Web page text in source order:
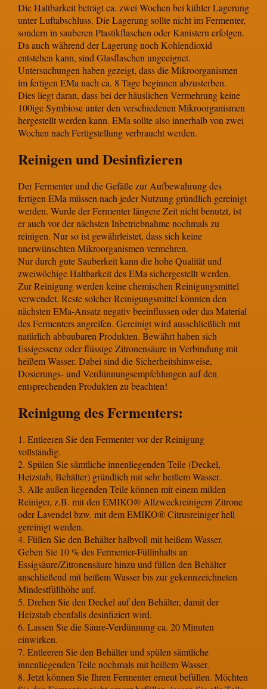
Die Haltbarkeit beträgt ca. zwei Wochen bei kühler Lagerung
unter Luftabschluss. Die Lagerung sollte nicht im Fermenter,
sondern in sauberen Plastikflaschen oder Kanistern erfolgen.
Da auch während der Lagerung noch Kohlendioxid
entstehen kann, sind Glasflaschen ungeeignet.
Untersuchungen haben gezeigt, dass die Mikroorganismen
im fertigen EMa nach ca. 8 Tage beginnen abzusterben.
Dies liegt daran, dass bei der häuslichen Vermehrung keine
100ige Symbiose unter den verschiedenen Mikroorganismen
hergestellt werden kann. EMa sollte also innerhalb von zwei
Wochen nach Fertigstellung verbraucht werden.
Reinigen und Desinfizieren
Der Fermenter und die Gefäße zur Aufbewahrung des
fertigen EMa müssen nach jeder Nutzung gründlich gereinigt
werden. Wurde der Fermenter längere Zeit nicht benutzt, ist
er auch vor der nächsten Inbetriebnahme nochmals zu
reinigen. Nur so ist gewährleistet, dass sich keine
unerwünschten Mikroorganismen vermehren.
Nur durch gute Sauberkeit kann die hohe Qualität und
zweiwöchige Haltbarkeit des EMa sichergestellt werden.
Zur Reinigung werden keine chemischen Reinigungsmittel
verwendet. Reste solcher Reinigungsmittel könnten den
nächsten EMa-Ansatz negativ beeinflussen oder das Material
des Fermenters angreifen. Gereinigt wird ausschließlich mit
natürlich abbaubaren Produkten. Bewährt haben sich
Essigessenz oder flüssige Zitronensäure in Verbindung mit
heißem Wasser. Dabei sind die Sicherheitshinweise,
Dosierungs- und Verdünnungsempfehlungen auf den
entsprechenden Produkten zu beachten!
Reinigung des Fermenters:
1. Entleeren Sie den Fermenter vor der Reinigung
vollständig.
2. Spülen Sie sämtliche innenliegenden Teile (Deckel,
Heizstab, Behälter) gründlich mit sehr heißem Wasser.
3. Alle außen liegenden Teile können mit einem milden
Reiniger, z.B. mit den EMIKO® Allzweckreinigern Zitrone
oder Lavendel bzw. mit dem EMIKO® Citrusreiniger hell
gereinigt werden.
4. Füllen Sie den Behälter halbvoll mit heißem Wasser.
Geben Sie 10 % des Fermenter-Füllinhalts an
Essigsäure/Zitronensäure hinzu und füllen den Behälter
anschließend mit heißem Wasser bis zur gekennzeichneten
Mindestfüllhöhe auf.
5. Drehen Sie den Deckel auf den Behälter, damit der
Heizstab ebenfalls desinfiziert wird.
6. Lassen Sie die Säure-Verdünnung ca. 20 Minuten
einwirken.
7. Entleeren Sie den Behälter und spülen sämtliche
innenliegenden Teile nochmals mit heißem Wasser.
8. Jetzt können Sie Ihren Fermenter erneut befüllen. Möchten